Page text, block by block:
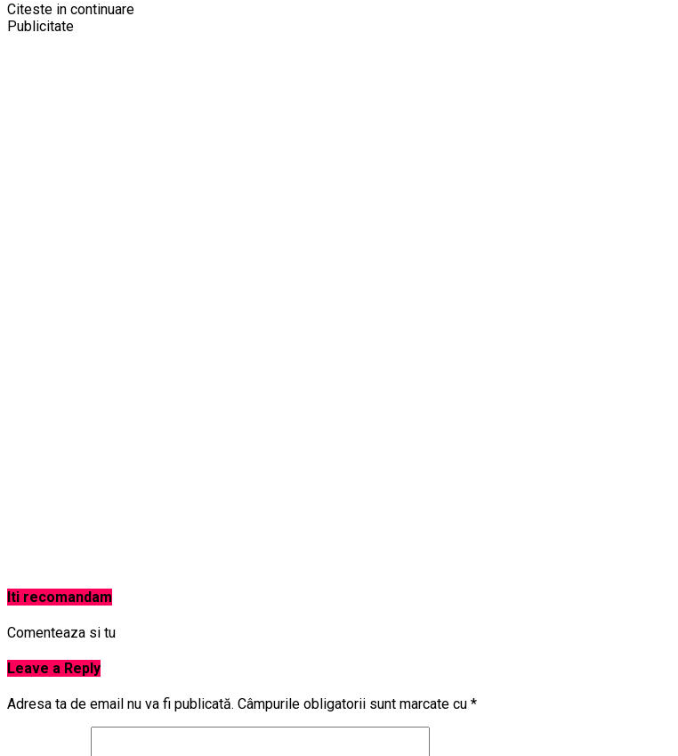
Citeste in continuare
Publicitate
Iti recomandam
Comenteaza si tu
Leave a Reply
Adresa ta de email nu va fi publicată. Câmpurile obligatorii sunt marcate cu *